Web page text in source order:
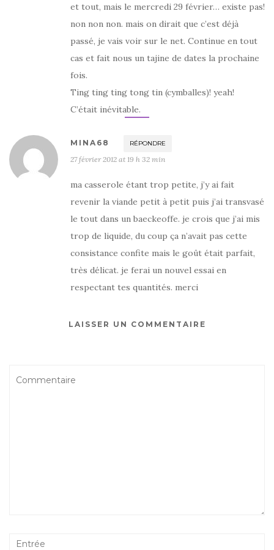
et tout, mais le mercredi 29 février… existe pas!
non non non. mais on dirait que c’est déjà
passé, je vais voir sur le net. Continue en tout
cas et fait nous un tajine de dates la prochaine
fois.
Ting ting ting tong tin (cymballes)! yeah!
C’était inévitable.
MINA68 RÉPONDRE
27 février 2012 at 19 h 32 min
ma casserole étant trop petite, j’y ai fait
revenir la viande petit à petit puis j’ai transvasé
le tout dans un baeckeoffe. je crois que j’ai mis
trop de liquide, du coup ça n’avait pas cette
consistance confite mais le goût était parfait,
très délicat. je ferai un nouvel essai en
respectant tes quantités. merci
LAISSER UN COMMENTAIRE